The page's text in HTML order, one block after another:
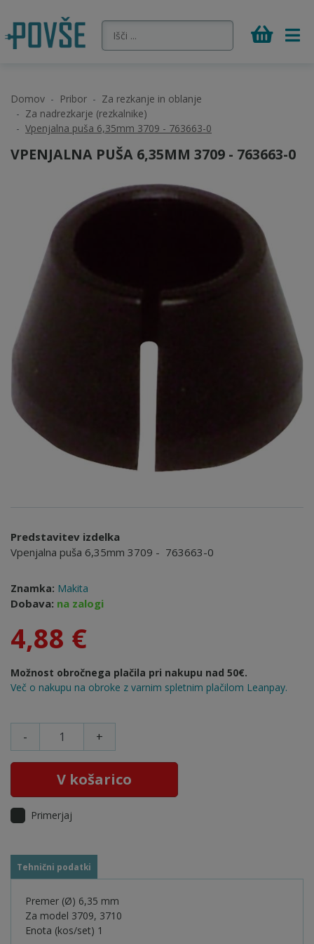
Domov Pribor
Za rezkanje in oblanje
Za nadrezkarje (rezkalnike)
Vpenjalna puša 6,35mm 3709 - 763663-0
VPENJALNA PUŠA 6,35MM 3709 - 763663-0
Predstavitev izdelka
Vpenjalna puša 6,35mm 3709 - 763663-0
Znamka: Makita
Dobava: na zalogi
4,88 €
Možnost obročnega plačila pri nakupu nad 50€.
Več o nakupu na obroke z varnim spletnim plačilom Leanpay.
- +
V košarico
Primerjaj
Tehnični podatki
Premer (Ø) 6,35 mm
Za model 3709, 3710
Enota (kos/set) 1